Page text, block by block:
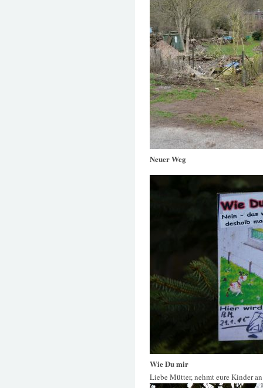
Neuer Weg
Wie Du mir
Liebe Mütter, nehmt eure Kinder